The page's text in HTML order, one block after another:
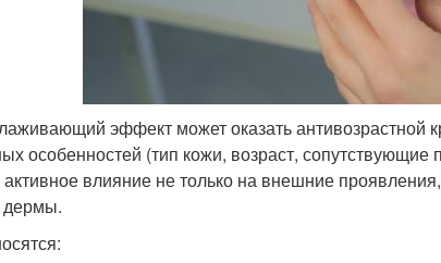
эффект может оказать антивозрастной
особенностей (тип кожи, возраст,
влияние не только на внешние
дермы.